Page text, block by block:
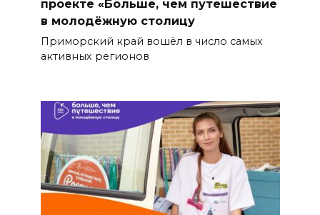
проекте «Больше, чем путешествие
в молодёжную столицу
Приморский край вошёл в число самых
активных регионов